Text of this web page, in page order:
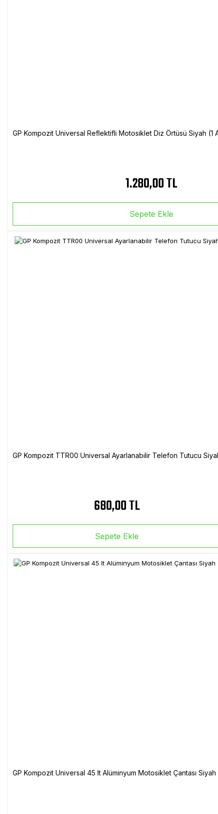
GP Kompozit Universal Reflektifli Motosiklet Diz Örtüsü Siyah
1.280,00 TL
Sepete Ekle
GP Kompozit TTR00 Universal Ayarlanabilir Telefon Tutucu
680,00 TL
Sepete Ekle
GP Kompozit Universal 45 lt Alüminyum Motosiklet Çantası Siyah